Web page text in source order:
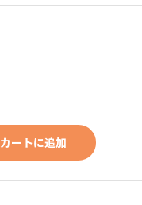
カートに追加